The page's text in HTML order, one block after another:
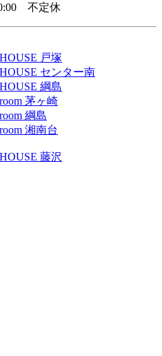
不定休
戸塚
センター南
綱島
茅ヶ崎
綱島
湘南台
藤沢